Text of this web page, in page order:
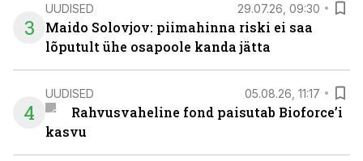
3
UUDISED 29.07.26, 09:30
Maido Solovjov: piimahinna riski ei saa
lõputult ühe osapoole kanda jätta
4
UUDISED 05.08.26, 11:17
Rahvusvaheline fond paisutab Bioforce’i
kasvu